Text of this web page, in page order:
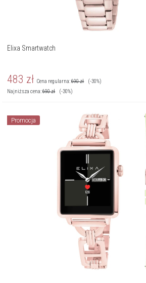
Elixa Smartwatch
483 zł Cena regularna:690zł
(-30%)
Najniższa cena:690zł (-30%)
Promocja